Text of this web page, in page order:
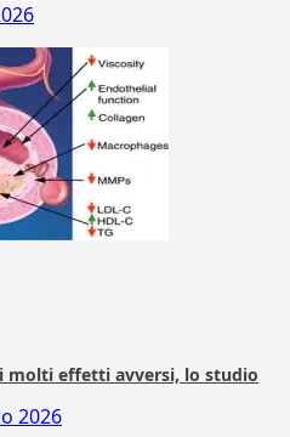
effetti avversi, lo studio
2026